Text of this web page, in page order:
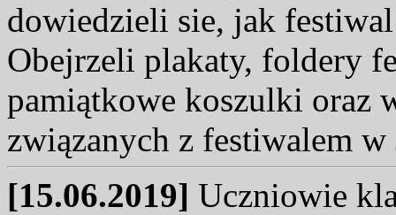
dowiedzieli sie, jak
Obejrzeli plakaty, foldery
pamiątkowe koszulki oraz
związanych z festiwalem
[15.06.2019] Uczniowie